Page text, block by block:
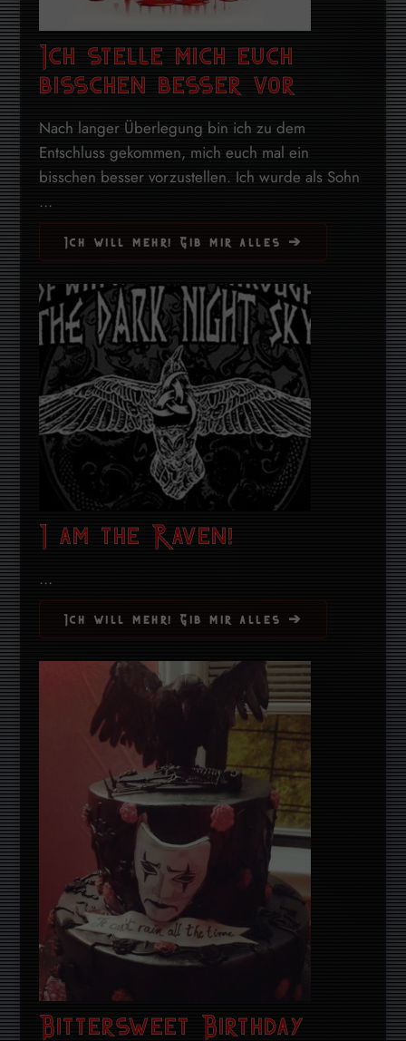
Ich stelle mich euch
bisschen besser vor
Nach langer Überlegung bin ich zu dem
Entschluss gekommen, mich euch mal ein
bisschen besser vorzustellen. Ich wurde als Sohn
...
Ich will mehr! Gib mir alles ➔
I am the Raven!
...
Ich will mehr! Gib mir alles ➔
Bittersweet Birthday